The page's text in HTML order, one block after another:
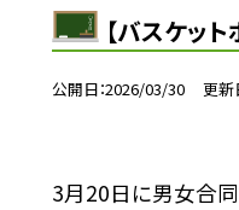
【バスケッ
公開日 2026/03/30 更新
3月20日に男女合